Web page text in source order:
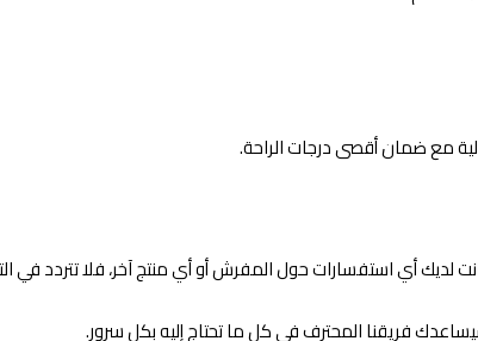
مع ضمان أقصى درجات الراحة.
كانت لديك أي استفسارات حول المفرش أو أي منتج آخر، فلا تتردد في
فريقنا المحترف في كل ما تحتاج إليه بكل سرور.